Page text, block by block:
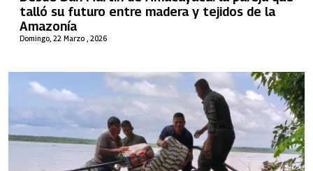
Domingo, 22 Marzo , 2026
talló su futuro entre madera y tejidos de la
Amazonía